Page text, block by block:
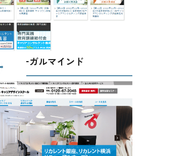
京リーガルマインド